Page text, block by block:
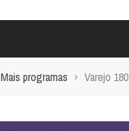
Mais programas › Varejo 180